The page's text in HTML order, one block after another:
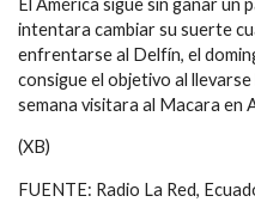
El América sigue sin ganar un
intentara cambiar su suerte
enfrentarse al Delfín, el
consigue el objetivo al
semana visitara al Macara en
(XB)
FUENTE: Radio La Red,